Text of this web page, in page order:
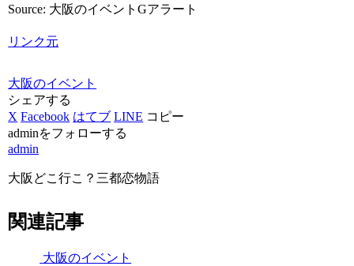
Source: 大阪のイベントGアラート
リンク元
大阪のイベント
シェアする
X Facebook はてブ LINE コピー
adminをフォローする
admin
大阪どこ行こ？三都恋物語
関連記事
大阪のイベント